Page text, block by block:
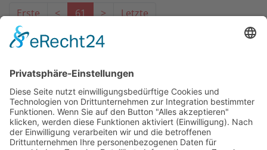
Erste < 61 > Letzte
Das Projekt zur Implementierung der Einheitlichen
Ansprechstellen für Arbeitgeber gemäß § 185a SGB IX in
Hessen wird gefördert aus Mitteln des LWV Hessen
Integrationsamtes. Das Projekt wird unter Einbindung
des Hessischen Ministeriums für Arbeit, Integration,
Jugend und Soziales von der Forschungsstelle des
Bildungswerks der Hessischen Wirtschaft e. V.
durchgeführt.